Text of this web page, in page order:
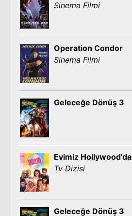
Sinema Filmi
Operation Condor
Sinema Filmi
Geleceğe Dönüş 3
Evimiz Hollywood'da
Tv Dizisi
Geleceğe Dönüş 3